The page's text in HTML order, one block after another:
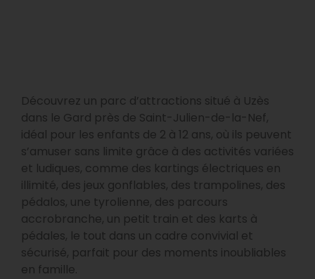
Découvrez un parc d’attractions situé à Uzès
dans le Gard près de Saint-Julien-de-la-Nef,
idéal pour les enfants de 2 à 12 ans, où ils peuvent
s’amuser sans limite grâce à des activités variées
et ludiques, comme des kartings électriques en
illimité, des jeux gonflables, des trampolines, des
pédalos, une tyrolienne, des parcours
accrobranche, un petit train et des karts à
pédales, le tout dans un cadre convivial et
sécurisé, parfait pour des moments inoubliables
en famille.